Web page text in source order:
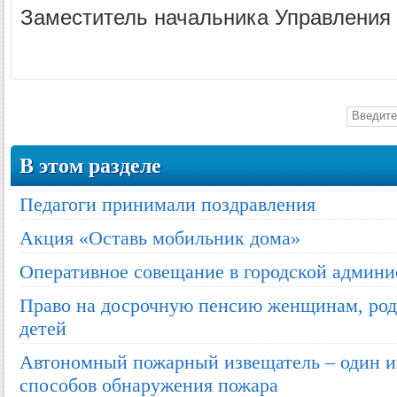
Заместитель начальника
В этом разделе
Педагоги принимали поздравления
Акция «Оставь мобильник дома»
Оперативное совещание в городской
Право на досрочную пенсию женщинам,
детей
Автономный пожарный извещатель – один
способов обнаружения пожара